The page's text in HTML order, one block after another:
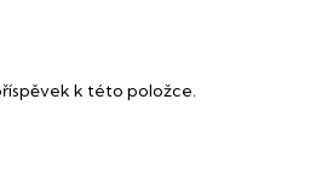
k této položce.